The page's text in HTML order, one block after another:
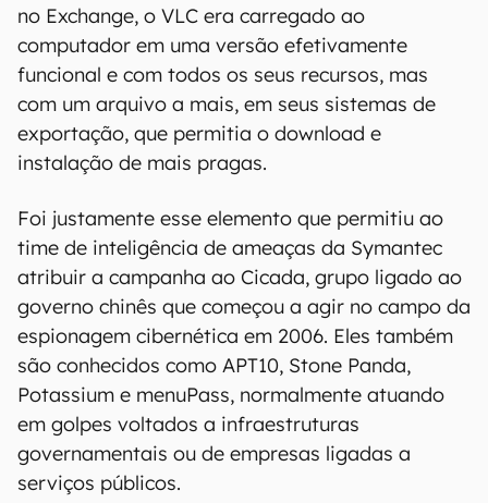
no Exchange, o VLC era carregado ao
computador em uma versão efetivamente
funcional e com todos os seus recursos, mas
com um arquivo a mais, em seus sistemas de
exportação, que permitia o download e
instalação de mais pragas.
Foi justamente esse elemento que permitiu ao
time de inteligência de ameaças da Symantec
atribuir a campanha ao Cicada, grupo ligado ao
governo chinês que começou a agir no campo da
espionagem cibernética em 2006. Eles também
são conhecidos como APT10, Stone Panda,
Potassium e menuPass, normalmente atuando
em golpes voltados a infraestruturas
governamentais ou de empresas ligadas a
serviços públicos.